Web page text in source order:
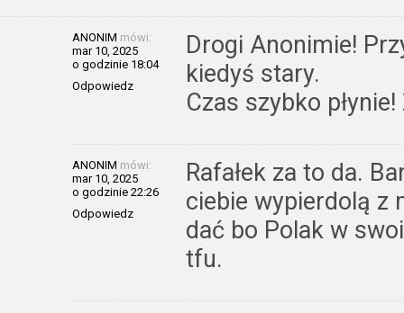
ANONIM mówi:
mar 10, 2025
o godzinie 18:04
Odpowiedz
Drogi Anonimie!
kiedyś stary.
Czas szybko
ANONIM mówi:
mar 10, 2025
o godzinie 22:26
Odpowiedz
Rafałek za to da.
ciebie wypierdolą z
dać bo Polak w
tfu.